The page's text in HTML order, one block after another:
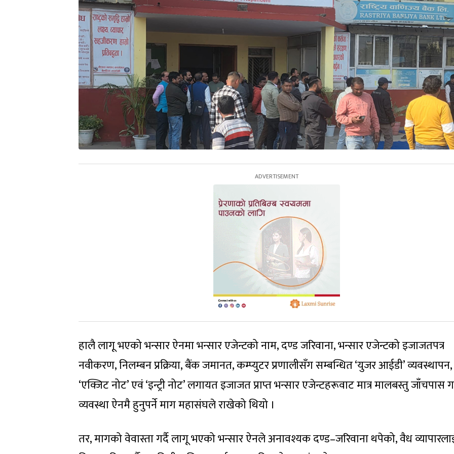
हालै लागू भएको भन्सार ऐनमा भन्सार एजेन्टको नाम, दण्ड जरिवाना, भन्सार एजेन्टको इजाजतपत्र
नवीकरण, निलम्बन प्रक्रिया, बैंक जमानत, कम्प्युटर प्रणालीसँग सम्बन्धित ‘युजर आईडी’ व्यवस्थापन,
‘एक्जिट नोट’ एवं ‘इन्ट्री नोट’ लगायत इजाजत प्राप्त भन्सार एजेन्टहरूवाट मात्र मालबस्तु जाँचपास
व्यवस्था ऐनमै हुनुपर्ने माग महासंघले राखेको थियो ।
तर, मागको वेवास्ता गर्दै लागू भएको भन्सार ऐनले अनावश्यक दण्ड–जरिवाना थपेको, वैध